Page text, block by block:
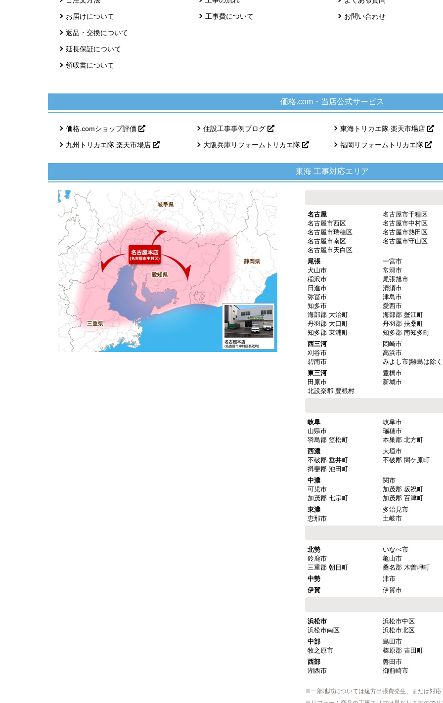
お届けについて
返品・交換について
延長保証について
領収書について
工事費について お問い合わせ
価格.com・当店公式サービス
価格.comショップ評価 住設工事事例ブログ 東海トリカエ隊 楽天市場店
九州トリカエ隊 楽天市場店 大阪兵庫リフォームトリカエ隊 福岡リフォームトリカエ隊
東海 工事対応エリア
名古屋
名古屋市千種区
名古屋市西区
名古屋市中村区
名古屋市瑞穂区
名古屋市熱田区
名古屋市南区
名古屋市守山区
名古屋市天白区
尾張
一宮市
犬山市
常滑市
稲沢市
尾張旭市
日進市
清須市
弥冨市
津島市
知多市
愛西市
海部郡 大治町
海部郡 蟹江町
丹羽郡 大口町
丹羽郡 扶桑町
知多郡 東浦町
知多郡 南知多町
西三河
岡崎市
刈谷市
高浜市
碧南市
みよし市(離島は除
東三河
豊橋市
田原市
新城市
北設楽郡 豊根村
岐阜
岐阜市
山県市
瑞穂市
羽島郡 笠松町
本巣郡 北方町
西濃
大垣市
不破郡 垂井町
不破郡 関ケ原町
揖斐郡 池田町
中濃
関市
可児市
加茂郡 坂祝町
加茂郡 七宗町
加茂郡 百津町
東濃
多治見市
恵那市
土岐市
北勢
いなべ市
鈴鹿市
亀山市
三重郡 朝日町
桑名郡 木曽岬町
中勢
津市
伊賀
伊賀市
浜松市
浜松市中区
浜松市南区
浜松市北区
中部
島田市
牧之原市
榛原郡 吉田町
西部
磐田市
湖西市
御前崎市
※一部地域については遠方出張費発生、または対